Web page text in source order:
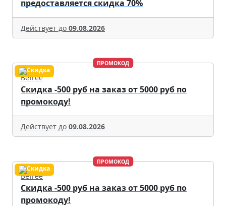
предоставляется скидка 70%
Действует до 09.08.2026
ПРОМОКОД
Befree
Скидка -500 руб на заказ от 5000 руб по
промокоду!
Действует до 09.08.2026
ПРОМОКОД
Befree
Скидка -500 руб на заказ от 5000 руб по
промокоду!